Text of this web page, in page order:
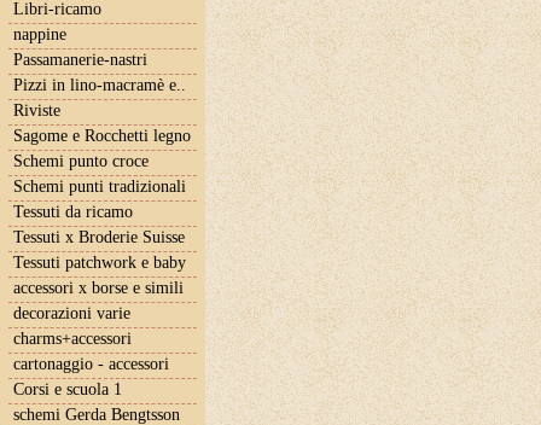
Libri-ricamo
nappine
Passamanerie-nastri
Pizzi in lino-macramè e..
Riviste
Sagome e Rocchetti legno
Schemi punto croce
Schemi punti tradizionali
Tessuti da ricamo
Tessuti x Broderie Suisse
Tessuti patchwork e baby
accessori x borse e simili
decorazioni varie
charms+accessori
cartonaggio - accessori
Corsi e scuola 1
schemi Gerda Bengtsson